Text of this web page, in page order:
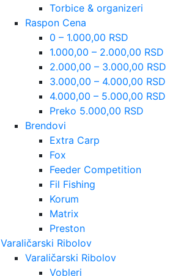
Torbice & organizeri
Raspon Cena
0 – 1.000,00 RSD
1.000,00 – 2.000,00 RSD
2.000,00 – 3.000,00 RSD
3.000,00 – 4.000,00 RSD
4.000,00 – 5.000,00 RSD
Preko 5.000,00 RSD
Brendovi
Extra Carp
Fox
Feeder Competition
Fil Fishing
Korum
Matrix
Preston
Varaličarski Ribolov
Varaličarski Ribolov
Vobleri